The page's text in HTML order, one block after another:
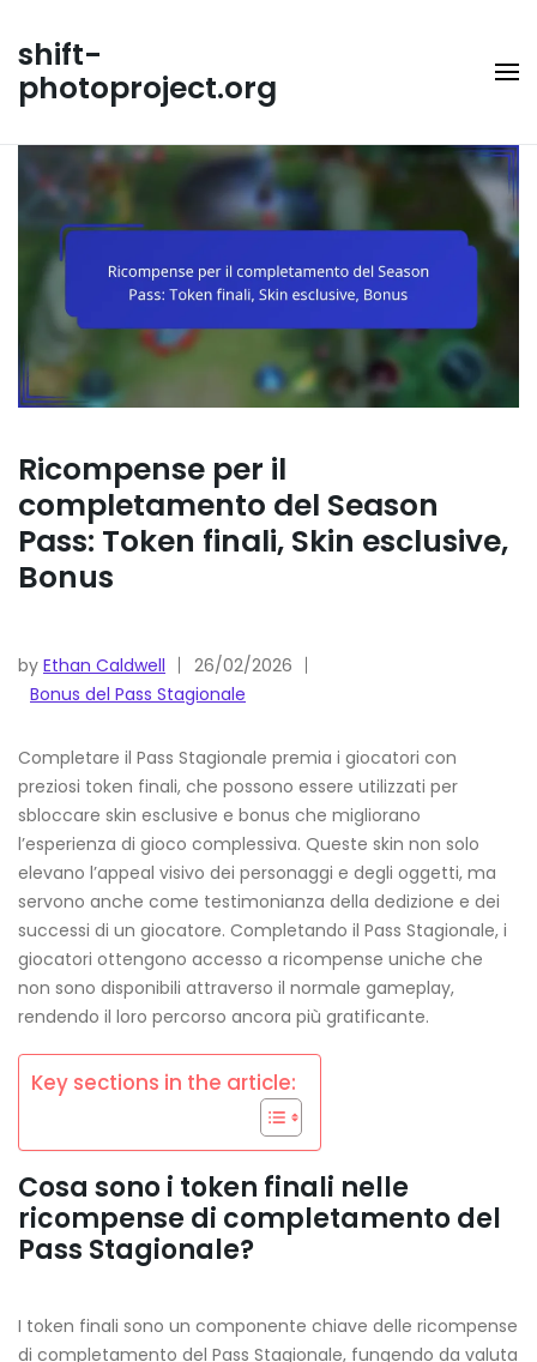
content
shift-
photoproject.org
Ricompense per il
completamento del Season
Pass: Token finali, Skin esclusive,
Bonus
by Ethan Caldwell
26/02/2026
Bonus del Pass Stagionale
Completare il Pass Stagionale premia i giocatori con
preziosi token finali, che possono essere utilizzati per
sbloccare skin esclusive e bonus che migliorano
l’esperienza di gioco complessiva. Queste skin non solo
elevano l’appeal visivo dei personaggi e degli oggetti, ma
servono anche come testimonianza della dedizione e dei
successi di un giocatore. Completando il Pass Stagionale, i
giocatori ottengono accesso a ricompense uniche che
non sono disponibili attraverso il normale gameplay,
rendendo il loro percorso ancora più gratificante.
Key sections in the article:
Cosa sono i token finali nelle
ricompense di completamento del
Pass Stagionale?
I token finali sono un componente chiave delle ricompense
di completamento del Pass Stagionale, fungendo da valuta